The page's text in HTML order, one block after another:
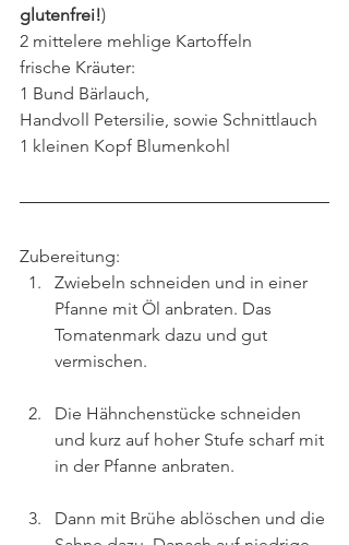
glutenfrei!)
2 mittelere mehlige Kartoffeln
frische Kräuter:
1 Bund Bärlauch,
Handvoll Petersilie, sowie Schnittlauch
1 kleinen Kopf Blumenkohl
Zubereitung:
Zwiebeln schneiden und in einer
Pfanne mit Öl anbraten. Das
Tomatenmark dazu und gut
vermischen.
Die Hähnchenstücke schneiden
und kurz auf hoher Stufe scharf mit
in der Pfanne anbraten.
Dann mit Brühe ablöschen und die